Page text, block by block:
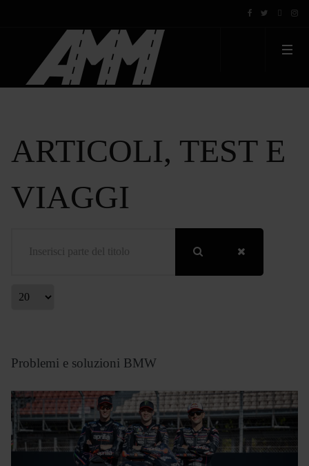
ARTICOLI, TEST E
VIAGGI
Visualizza #
Problemi e soluzioni BMW